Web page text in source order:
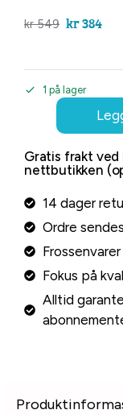
kr549 kr384
1 på lager
Gratis frakt ved
nettbutikken
14 dager
Ordre
Fokus på
Alltid